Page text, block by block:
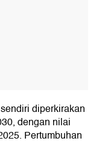
diperkirakan
dengan nilai
Pertumbuhan